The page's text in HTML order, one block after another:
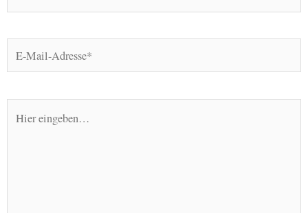
Mail-
eingeben…